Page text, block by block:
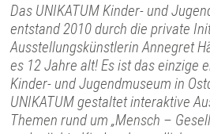
Das UNIKATUM Kinder- und
entstand 2010 durch die private
Ausstellungskünstlerin Annegret
es 12 Jahre alt! Es ist das einzige
Kinder- und Jugendmuseum in
UNIKATUM gestaltet interaktive
Themen rund um „Mensch –